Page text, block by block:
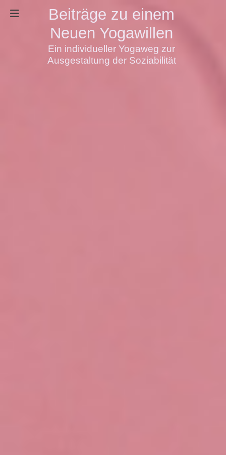
Beiträge zu einem
Neuen Yogawillen
Ein individueller Yogaweg zur
Ausgestaltung der Soziabilität